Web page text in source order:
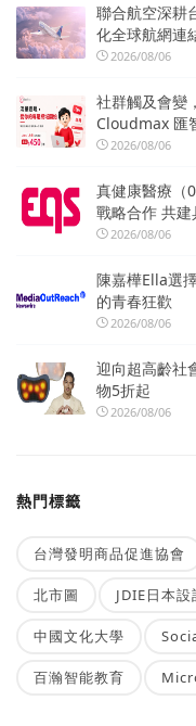
聯合航空深耕
化全球航網連
2026/08/06
社群觸及會變
Cloudmax 匯
2026/08/06
真健康醫療（
戰略合作 共
2026/08/06
陳嘉樺Ella選
的青春狂歡
2026/08/06
迎向超高齡社
物5折起
2026/08/06
熱門標籤
台灣發明商品促進協會
北市圖 JDIE日本
中國文化大學
百瀚智能教育